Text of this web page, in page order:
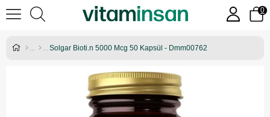
0
Solgar Bioti.n 5000 Mcg 50 Kapsül - Dmm00762